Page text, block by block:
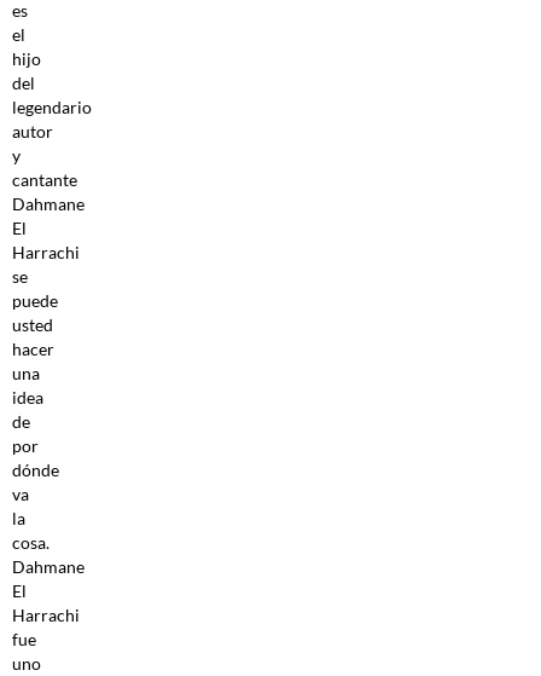
es
el
hijo
del
legendario
autor
y
cantante
Dahmane
El
Harrachi
se
puede
usted
hacer
una
idea
de
por
dónde
va
la
cosa.
Dahmane
El
Harrachi
fue
uno